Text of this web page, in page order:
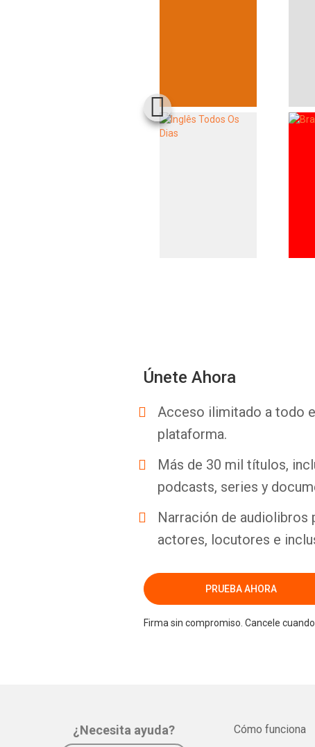
Únete Ahora
Acceso ilimitado a todo
plataforma.
Más de 30 mil títulos,
podcasts, series y
Narración de
actores, locutores e
PRUEBA AHORA
Firma sin compromiso. Cancele cuando
¿Necesita ayuda? Cómo funciona